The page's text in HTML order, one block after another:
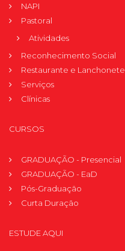
NAPI
Pastoral
Atividades
Reconhecimento Social
Restaurante e Lanchonete
Serviços
Clínicas
CURSOS
GRADUAÇÃO - Presencial
GRADUAÇÃO - EaD
Pós-Graduação
Curta Duração
ESTUDE AQUI